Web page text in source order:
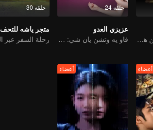
لتوأمان البطلان، جين هان وتشو جونوي، يسيطران على المملكة
حلقة 24
عزيزي العدو
قاو يه وتشن يان شي: من أفضل الأصدقاء إلى أعداء لدودين
حلقة 30
متجر ياشه للتحف
أعضاء أعضاء